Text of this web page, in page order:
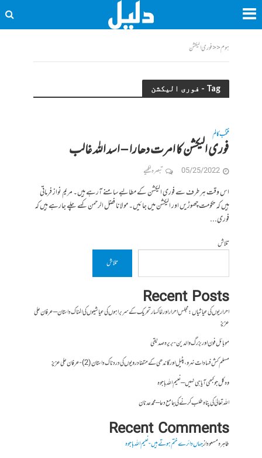
ہوم<<فوری الیکشن
Tag - فوری الیکشن
منتخب کالم
فوری الیکشن کا امرت دھارا – اسد اللہ غالب
05/25/2022 تبصرہ لکھیے
اس وقت ہر طرف سے فوری الیکشن کے مطالبے سامنے آرہے ہیں۔ مریم نواز فرماتی
ہیں کہ حکومت چھوڑیں اور الیکشن میں جائیں۔ مولانا فضل الرحمن کہے چلے جارہے ہیں کہ
فوری...
تلاش
تلاش
Recent Posts
احراریوں کی عیاشیاں : مجلس احرار اور خاکسار تحریک کے سربراہوں کی عیاشیوں کی المناک داستان – عرفان علی
عزیز
موبائل فون اور بزرگ والدین- بریرہ صدیقی
مسلم کش فسادات نہرو، پٹیل اور گاندھی کے متضاد رویوں کی درد ناک داستان (2)- عرفان علی عزیز
وہ کل جو کبھی آیا ہی نہیں – نعیم اللہ باجوہ
اللہ تعالیٰ کی پناہ طلب کرنے کی جامع دعا – محمد عدنان
Recent Comments
طاہرہ مسعودازجہاں دائرے ختم ہوتے ہیں- نعیم اللہ باجوہ